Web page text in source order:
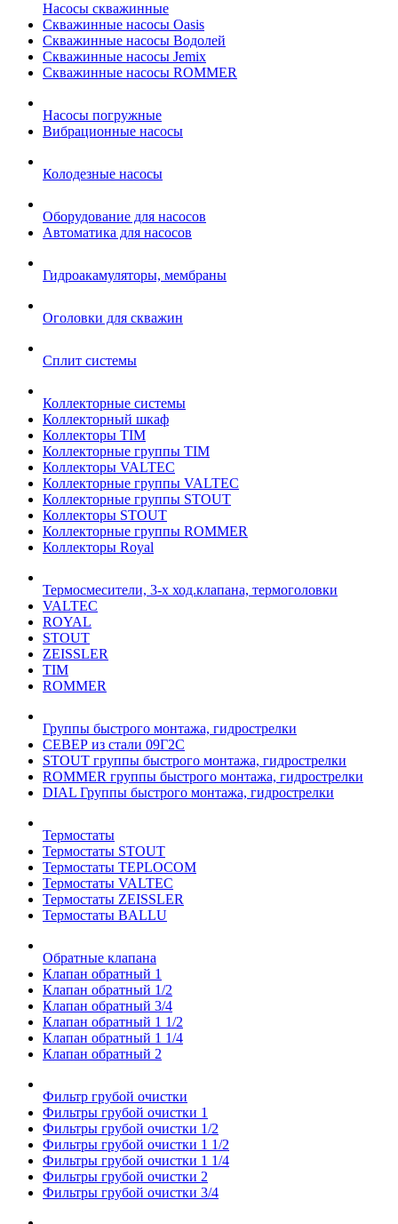
Насосы скважинные
Скважинные насосы Oasis
Скважинные насосы Водолей
Скважинные насосы Jemix
Cкважинные насосы ROMMER
Насосы погружные
Вибрационные насосы
Колодезные насосы
Оборудование для насосов
Автоматика для насосов
Гидроакамуляторы, мембраны
Оголовки для скважин
Сплит системы
Коллекторные системы
Коллекторный шкаф
Коллекторы TIM
Коллекторные группы TIM
Коллекторы VALTEC
Коллекторные группы VALTEC
Коллекторные группы STOUT
Коллекторы STOUT
Коллекторные группы ROMMER
Коллекторы Royal
Термосмесители, 3-х ход.клапана, термоголовки
VALTEC
ROYAL
STOUT
ZEISSLER
TIM
ROMMER
Группы быстрого монтажа, гидрострелки
СЕВЕР из стали 09Г2С
STOUT группы быстрого монтажа, гидрострелки
ROMMER группы быстрого монтажа, гидрострелки
DIAL Группы быстрого монтажа, гидрострелки
Термостаты
Термостаты STOUT
Термостаты TEPLOCOM
Термостаты VALTEC
Термостаты ZEISSLER
Термостаты BALLU
Обратные клапана
Клапан обратный 1
Клапан обратный 1/2
Клапан обратный 3/4
Клапан обратный 1 1/2
Клапан обратный 1 1/4
Клапан обратный 2
Фильтр грубой очистки
Фильтры грубой очистки 1
Фильтры грубой очистки 1/2
Фильтры грубой очистки 1 1/2
Фильтры грубой очистки 1 1/4
Фильтры грубой очистки 2
Фильтры грубой очистки 3/4